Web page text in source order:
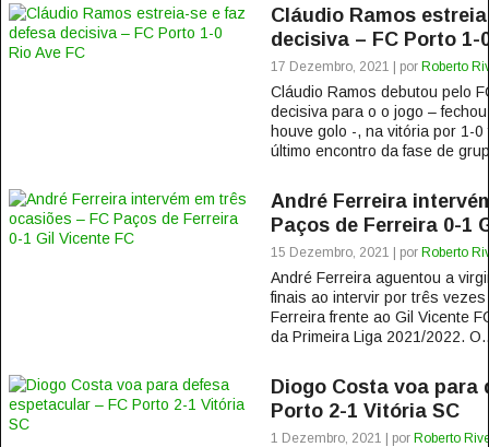
Cláudio Ramos
decisiva – FC Porto 1-
17 Dezembro, 2021 | por Roberto
Cláudio Ramos debutou pelo
decisiva para o o jogo –
houve golo -, na vitória por 1-
último encontro da fase de
André Ferreira
Paços de Ferreira 0-1
15 Dezembro, 2021 | por Roberto
André Ferreira aguentou a
finais ao intervir por três
Ferreira frente ao Gil Vicente
da Primeira Liga 2021/2022.
Diogo Costa voa para
Porto 2-1 Vitória SC
1 Dezembro, 2021 | por Roberto